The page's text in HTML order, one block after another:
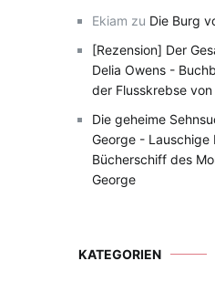
Ekiam zu Die Burg
[Rezension] Der
Delia Owens -
der Flusskrebse
Die geheime
George - Lauschige
Bücherschiff des
George
KATEGORIEN